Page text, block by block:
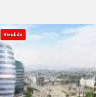
Vendido